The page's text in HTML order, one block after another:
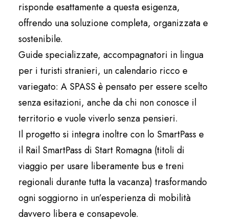
risponde esattamente a questa esigenza,
offrendo una soluzione completa, organizzata e
sostenibile.
Guide specializzate, accompagnatori in lingua
per i turisti stranieri, un calendario ricco e
variegato: A SPASS è pensato per essere scelto
senza esitazioni, anche da chi non conosce il
territorio e vuole viverlo senza pensieri.
Il progetto si integra inoltre con lo SmartPass e
il Rail SmartPass di Start Romagna (titoli di
viaggio per usare liberamente bus e treni
regionali durante tutta la vacanza) trasformando
ogni soggiorno in un’esperienza di mobilità
davvero libera e consapevole.​